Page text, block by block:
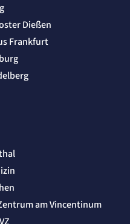
Dießen
Frankfurt
am Vincentinum